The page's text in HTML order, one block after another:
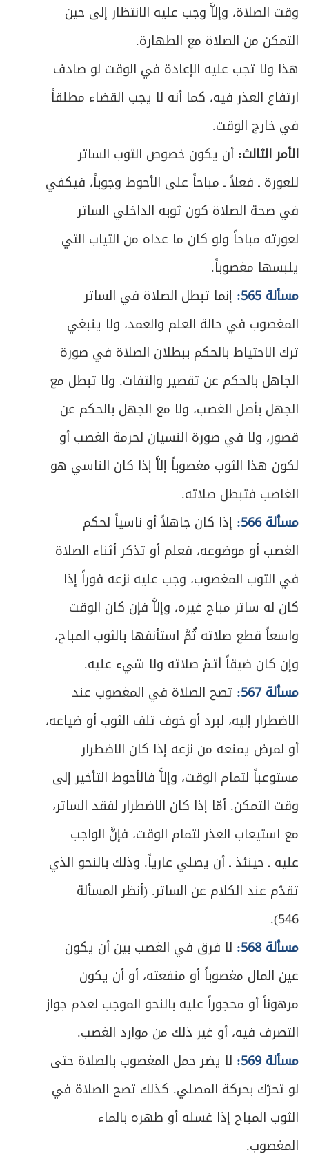
وقت الصلاة، وإلاَّ وجب عليه الانتظار إلى حين
التمكن من الصلاة مع الطهارة.
هذا ولا تجب عليه الإعادة في الوقت لو صادف
ارتفاع العذر فيه، كما أنه لا يجب القضاء مطلقاً
في خارج الوقت.
الأمر الثالث: أن يكون خصوص الثوب الساتر
للعورة ـ فعلاً ـ مباحاً على الأحوط وجوباً، فيكفي
في صحة الصلاة كون ثوبه الداخلي الساتر
لعورته مباحاً ولو كان ما عداه من الثياب التي
يلبسها مغصوباً.
مسألة 565:
إنما تبطل الصلاة في الساتر
المغصوب في حالة العلم والعمد، ولا ينبغي
ترك الاحتياط بالحكم ببطلان الصلاة في صورة
الجاهل بالحكم عن تقصير والتفات. ولا تبطل مع
الجهل بأصل الغصب، ولا مع الجهل بالحكم عن
قصور، ولا في صورة النسيان لحرمة الغصب أو
لكون هذا الثوب مغصوباً إلاَّ إذا كان الناسي هو
الغاصب فتبطل صلاته.
مسألة 566:
إذا كان جاهلاً أو ناسياً لحكم
الغصب أو موضوعه، فعلم أو تذكر أثناء الصلاة
في الثوب المغصوب، وجب عليه نزعه فوراً إذا
كان له ساتر مباح غيره، وإلاَّ فإن كان الوقت
واسعاً قطع صلاته ثُمَّ استأنفها بالثوب المباح،
وإن كان ضيقاً أتـمّ صلاته ولا شيء عليه.
مسألة 567:
تصح الصلاة في المغصوب عند
الاضطرار إليه، لبرد أو خوف تلف الثوب أو ضياعه،
أو لمرض يمنعه من نزعه إذا كان الاضطرار
مستوعباً لتمام الوقت، وإلاَّ فالأحوط التأخير إلى
وقت التمكن. أمّا إذا كان الاضطرار لفقد الساتر،
مع استيعاب العذر لتمام الوقت، فإنَّ الواجب
عليه ـ حينئذ ـ أن يصلي عارياً. وذلك بالنحو الذي
تقدّم عند الكلام عن الساتر. (أنظر المسألة
546).
مسألة 568:
لا فرق في الغصب بين أن يكون
عين المال مغصوباً أو منفعته، أو أن يكون
مرهوناً أو محجوراً عليه بالنحو الموجب لعدم جواز
التصرف فيه، أو غير ذلك من موارد الغصب.
مسألة 569:
لا يضر حمل المغصوب بالصلاة حتى
لو تحرّك بحركة المصلي. كذلك تصح الصلاة في
الثوب المباح إذا غسله أو طهره بالماء
المغصوب.
ص
618 المبحث الثاني ـ في الدفاع عن الوطن